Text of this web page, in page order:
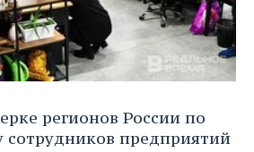
регионов России по
сотрудников предприятий